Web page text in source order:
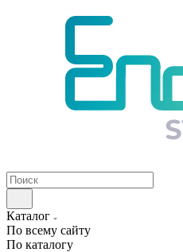
Каталог
По всему сайту
По каталогу